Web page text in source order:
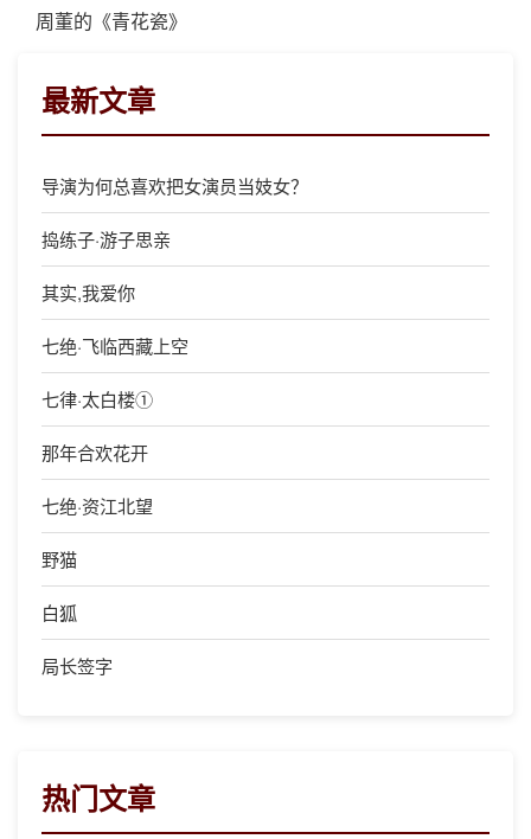
周董的《青花瓷》
最新文章
导演为何总喜欢把女演员当妓女？
捣练子·游子思亲
其实,我爱你
七绝·飞临西藏上空
七律·太白楼①
那年合欢花开
七绝·资江北望
野猫
白狐
局长签字
热门文章